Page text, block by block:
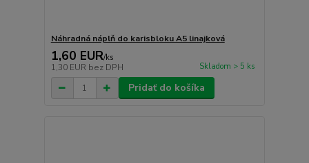
Náhradná náplň do karisbloku A5 linajková
1,60 EUR/ks
1,30 EUR bez DPH Skladom > 5 ks
Pridať do košíka